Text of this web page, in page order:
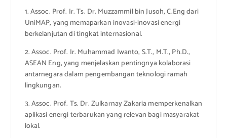
1. Assoc. Prof. Ir. Ts. Dr. Muzzammil bin Jusoh, C.Eng dari
UniMAP, yang memaparkan inovasi-inovasi energi
berkelanjutan di tingkat internasional.
2. Assoc. Prof. Ir. Muhammad Iwanto, S.T., M.T., Ph.D.,
ASEAN Eng, yang menjelaskan pentingnya kolaborasi
antarnegara dalam pengembangan teknologi ramah
lingkungan.
3. Assoc. Prof. Ts. Dr. Zulkarnay Zakaria memperkenalkan
aplikasi energi terbarukan yang relevan bagi masyarakat
lokal.